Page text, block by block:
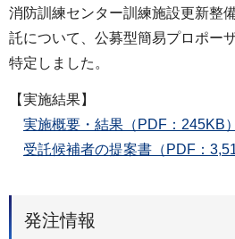
消防訓練センター訓練施設更新整
託について、公募型簡易プロポー
特定しました。
【実施結果】
実施概要・結果（PDF：245KB）
受託候補者の提案書（PDF：
発注情報